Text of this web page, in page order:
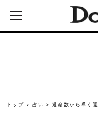
トップ 占い 運命数から導く